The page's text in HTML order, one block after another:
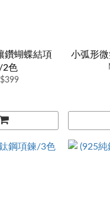
鑽蝴蝶結項
2色
小弧形